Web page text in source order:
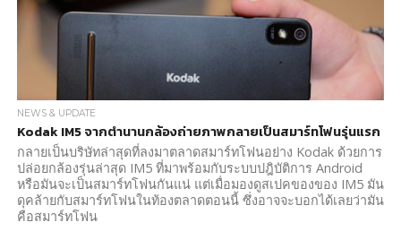
NEWS & UPDATE
Kodak IM5 จากตำนานกล้องถ่ายภาพกลายเป็นสมาร์ทโฟนรุ่นแรก
กลายเป็นบริษัทล่าสุดที่ลงมาตลาดสมาร์ทโฟนอย่าง Kodak ด้วยการ
ปล่อยกล้องรุ่นล่าสุด IM5 ที่มาพร้อมกับระบบปฎิบัติการ Android
หรือมันจะเป็นสมาร์ทโฟนกันแน่ แต่เมื่อมองดูสเปคของของ IM5 มัน
ดุคล้ายกับสมาร์ทโฟนในท้องตลาดตอนนี้ ซึ่งอาจจะบอกได้เลยว่ามัน
คือสมาร์ทโฟน